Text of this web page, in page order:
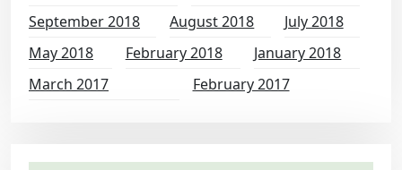
September 2018
August 2018
July 2018
May 2018
February 2018
January 2018
March 2017
February 2017